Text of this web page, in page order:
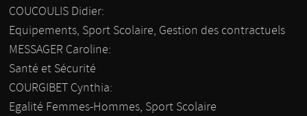
COUCOULIS Didier:
Equipements, Sport Scolaire, Gestion des contractuels
MESSAGER Caroline:
Santé et Sécurité
COURGIBET Cynthia:
Egalité Femmes-Hommes, Sport Scolaire